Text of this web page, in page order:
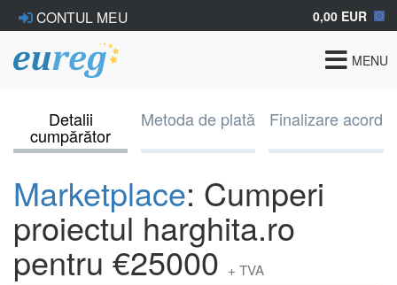
CONTUL MEU 0,00 EUR
Toggle
MENU
Detalii
cumpărător
Metoda de plată Finalizare acord
Marketplace: Cumperi
proiectul harghita.ro
pentru €25000 + TVA